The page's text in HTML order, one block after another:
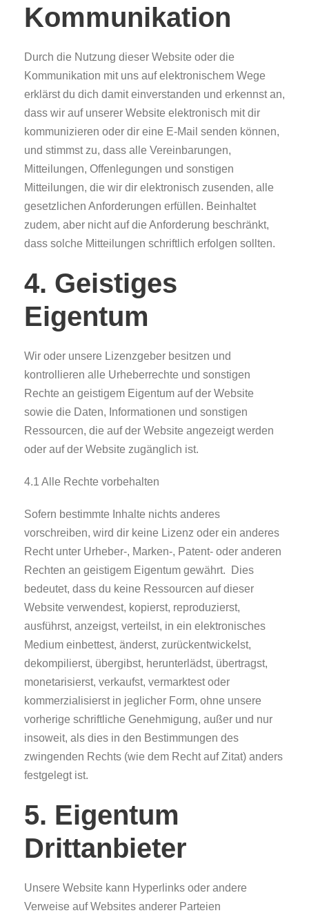
Kommunikation
Durch die Nutzung dieser Website oder die
Kommunikation mit uns auf elektronischem Wege
erklärst du dich damit einverstanden und erkennst an,
dass wir auf unserer Website elektronisch mit dir
kommunizieren oder dir eine E-Mail senden können,
und stimmst zu, dass alle Vereinbarungen,
Mitteilungen, Offenlegungen und sonstigen
Mitteilungen, die wir dir elektronisch zusenden, alle
gesetzlichen Anforderungen erfüllen. Beinhaltet
zudem, aber nicht auf die Anforderung beschränkt,
dass solche Mitteilungen schriftlich erfolgen sollten.
4. Geistiges
Eigentum
Wir oder unsere Lizenzgeber besitzen und
kontrollieren alle Urheberrechte und sonstigen
Rechte an geistigem Eigentum auf der Website
sowie die Daten, Informationen und sonstigen
Ressourcen, die auf der Website angezeigt werden
oder auf der Website zugänglich ist.
4.1 Alle Rechte vorbehalten
Sofern bestimmte Inhalte nichts anderes
vorschreiben, wird dir keine Lizenz oder ein anderes
Recht unter Urheber-, Marken-, Patent- oder anderen
Rechten an geistigem Eigentum gewährt. Dies
bedeutet, dass du keine Ressourcen auf dieser
Website verwendest, kopierst, reproduzierst,
ausführst, anzeigst, verteilst, in ein elektronisches
Medium einbettest, änderst, zurückentwickelst,
dekompilierst, übergibst, herunterlädst, übertragst,
monetarisierst, verkaufst, vermarktest oder
kommerzialisierst in jeglicher Form, ohne unsere
vorherige schriftliche Genehmigung, außer und nur
insoweit, als dies in den Bestimmungen des
zwingenden Rechts (wie dem Recht auf Zitat) anders
festgelegt ist.
5. Eigentum
Drittanbieter
Unsere Website kann Hyperlinks oder andere
Verweise auf Websites anderer Parteien